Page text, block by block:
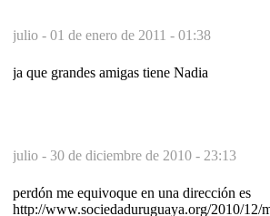
julio - 01 de enero de 2011 - 01:38
ja que grandes amigas tiene Nadia
julio - 30 de diciembre de 2010 - 23:13
perdón me equivoque en una dirección es
http://www.sociedaduruguaya.org/2010/12/